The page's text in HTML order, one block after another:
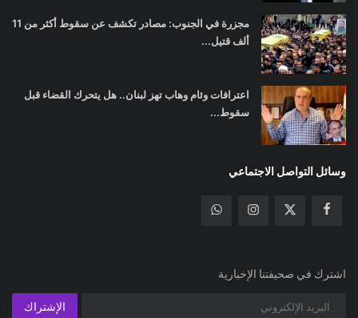
مجزرة في الجنوب: مصادر تكشف عن سقوط أكثر من 11
ألف قتيل...
اعترافات وئام وهاب تهز لبنان.. هل يتحرك القضاء قبل
سقوط...
وسائل التواصل الاجتماعي
اشترك في صحيفتنا الإخبارية
الإشتراك